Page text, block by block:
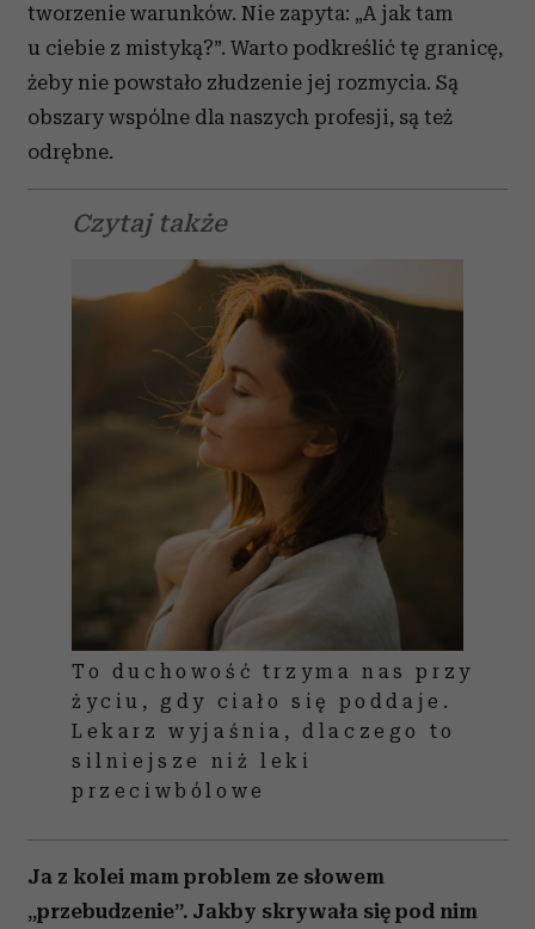
tworzenie warunków. Nie zapyta: „A jak tam
u ciebie z mistyką?”. Warto podkreślić tę granicę,
żeby nie powstało złudzenie jej rozmycia. Są
obszary wspólne dla naszych profesji, są też
odrębne.
Czytaj także
To duchowość trzyma nas przy
życiu, gdy ciało się poddaje.
Lekarz wyjaśnia, dlaczego to
silniejsze niż leki
przeciwbólowe
Ja z kolei mam problem ze słowem
„przebudzenie”. Jakby skrywała się pod nim